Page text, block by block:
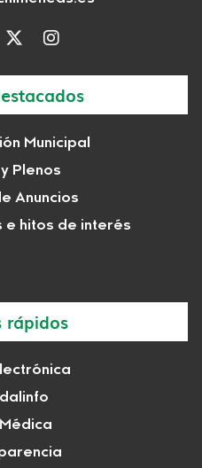
Municipal
Plenos
Anuncios
e hitos de interés
rápidos